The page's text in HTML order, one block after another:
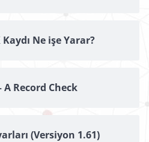
Ne işe Yarar?
A Record Check
(Versiyon 1.61)